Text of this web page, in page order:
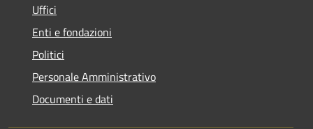
Uffici
Enti e fondazioni
Politici
Personale Amministrativo
Documenti e dati